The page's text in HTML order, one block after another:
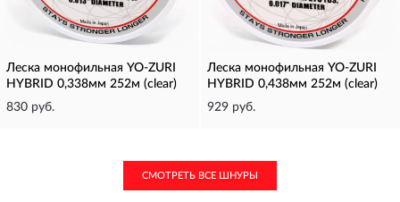
Леска монофильная YO-ZURI
HYBRID 0,338мм 252м (clear)
830 руб.
Леска монофильная YO-ZURI
HYBRID 0,438мм 252м (clear)
929 руб.
СМОТРЕТЬ ВСЕ ШНУРЫ